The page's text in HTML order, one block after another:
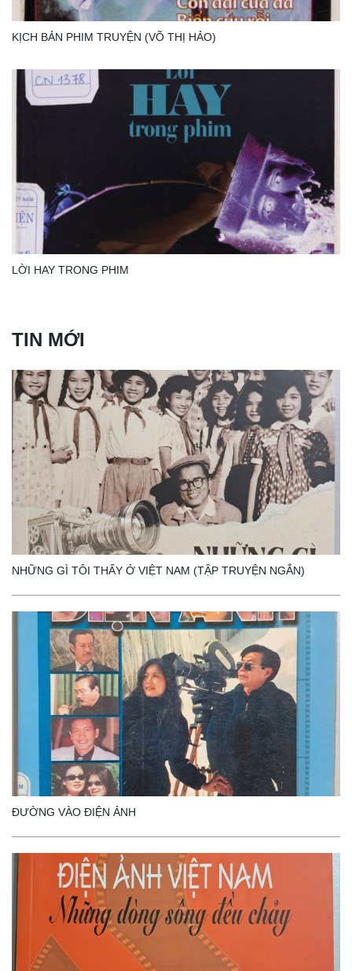
KỊCH BẢN PHIM TRUYỆN (VÕ THỊ HẢO)
LỜI HAY TRONG PHIM
TIN MỚI
NHỮNG GÌ TÔI THẤY Ở VIỆT NAM (TẬP TRUYỆN NGẮN)
ĐƯỜNG VÀO ĐIỆN ẢNH